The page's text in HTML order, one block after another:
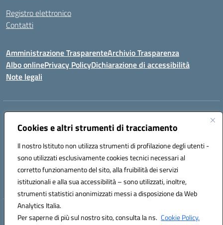
Cookies e altri strumenti di tracciamento
Il nostro Istituto non utilizza strumenti di profilazione degli utenti -
sono utilizzati esclusivamente cookies tecnici necessari al
corretto funzionamento del sito, alla fruibilità dei servizi
istituzionali e alla sua accessibilità – sono utilizzati, inoltre,
strumenti statistici anonimizzati messi a disposizione da Web
Analytics Italia.
Per saperne di più sul nostro sito, consulta la ns. Cookie Policy.
Registro elettronico
Contatti
Amministrazione TrasparenteArchivio Trasparenza
Albo onlinePrivacy PolicyDichiarazione di accessibilità
Note legali
Indirizzo:
Centralino:096721161 Email:czic869004@istruzione.it
Codice fiscale: 84000710792
Codice meccanografico:
CZIC869004
Codice unico di fatturazione (CUF): UFKGA0
Hosting & Powered by 3D Solution S.r.l.